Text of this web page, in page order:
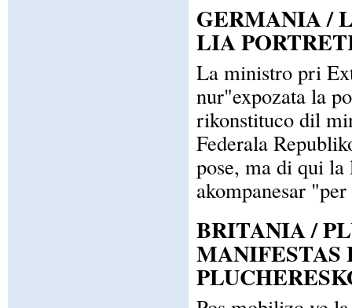
GERMANIA /
LIA
La ministro pri
nur"expozata la
rikonstituco dil
Federala
pose, ma di qui
akompanesar
BRITANIA /
MANIFESTAS